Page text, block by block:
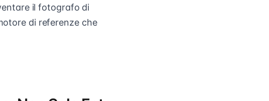
il fotografo di
di referenze che